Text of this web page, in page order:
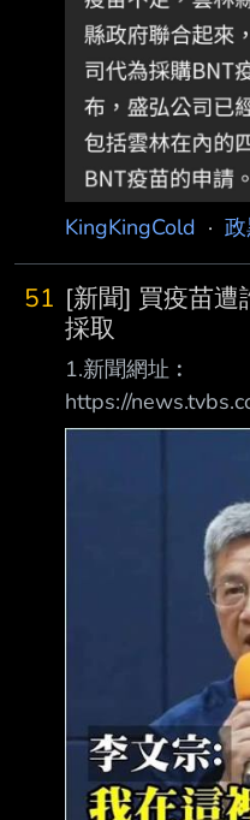
KingKingCold ·
51 [新聞] 買疫苗
採取
1.新聞網址︰
https://
來源︰ TVBS 3.完
權益 4.完整新聞
濟再發聲：採取法
者：陳昫蓁 發佈
更新時間：
情期間採購BNT
長陳昱瑄及互道宗
騙10.6億元顧問費